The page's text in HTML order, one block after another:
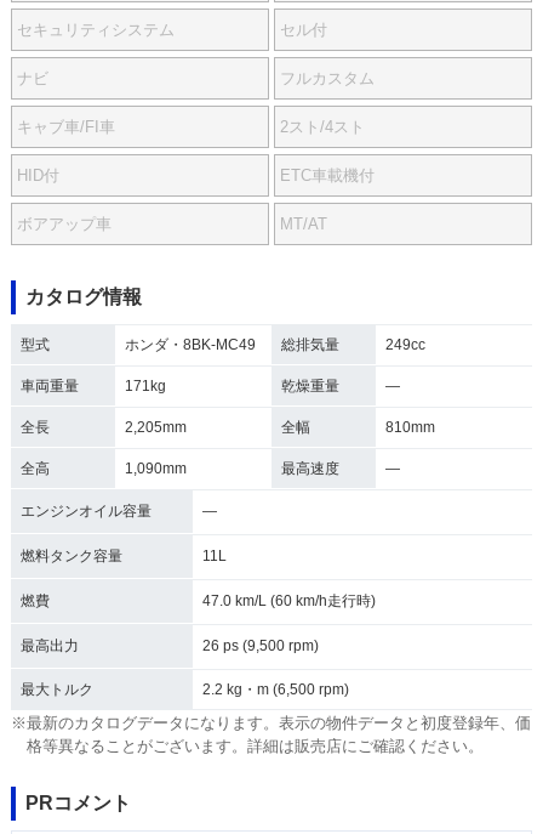
セキュリティシステム セル付
ナビ フルカスタム
キャブ車/FI車 2スト/4スト
HID付 ETC車載機付
ボアアップ車 MT/AT
カタログ情報
型式 ホンダ・8BK-MC49 総排気量 249cc
車両重量 171kg 乾燥重量 ―
全長 2,205mm 全幅 810mm
全高 1,090mm 最高速度 ―
エンジンオイル容量 ―
燃料タンク容量 11L
燃費 47.0 km/L (60 km/h走行時)
最高出力 26 ps (9,500 rpm)
最大トルク 2.2 kg・m (6,500 rpm)
※最新のカタログデータになります。表示の物件データと初度登録年、価
格等異なることがございます。詳細は販売店にご確認ください。
PRコメント